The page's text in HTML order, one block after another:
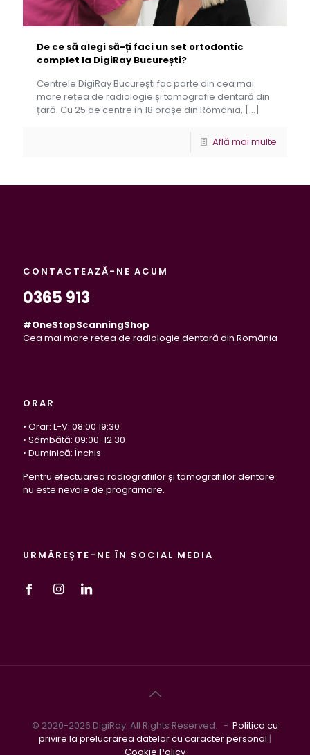
De ce să alegi să-ți faci un set ortodontic
complet la DigiRay București?
Centrele DigiRay București fac parte din cea mai
mare rețea de radiologie și tomografie dentară din
țară. Cu 25 de centre în 18 orașe din România, […]
Află mai multe
CONTACTEAZĂ-NE ACUM
0365 913
#OneStopScanningShop
Cea mai mare rețea de radiologie dentară din România
ORAR
• Orar: L-V: 08:00 19:30
• Sâmbătă: 09:00-12:30
• Duminică: Închis
Pentru efectuarea radiografiilor și tomografiilor dentare
nu este nevoie de programare.
URMĂREȘTE-NE ÎN SOCIAL MEDIA
© 2020-2026 DigiRay. All Rights Reserved. - Politica cu
privire la prelucrarea datelor cu caracter personal |
Cookie Policy